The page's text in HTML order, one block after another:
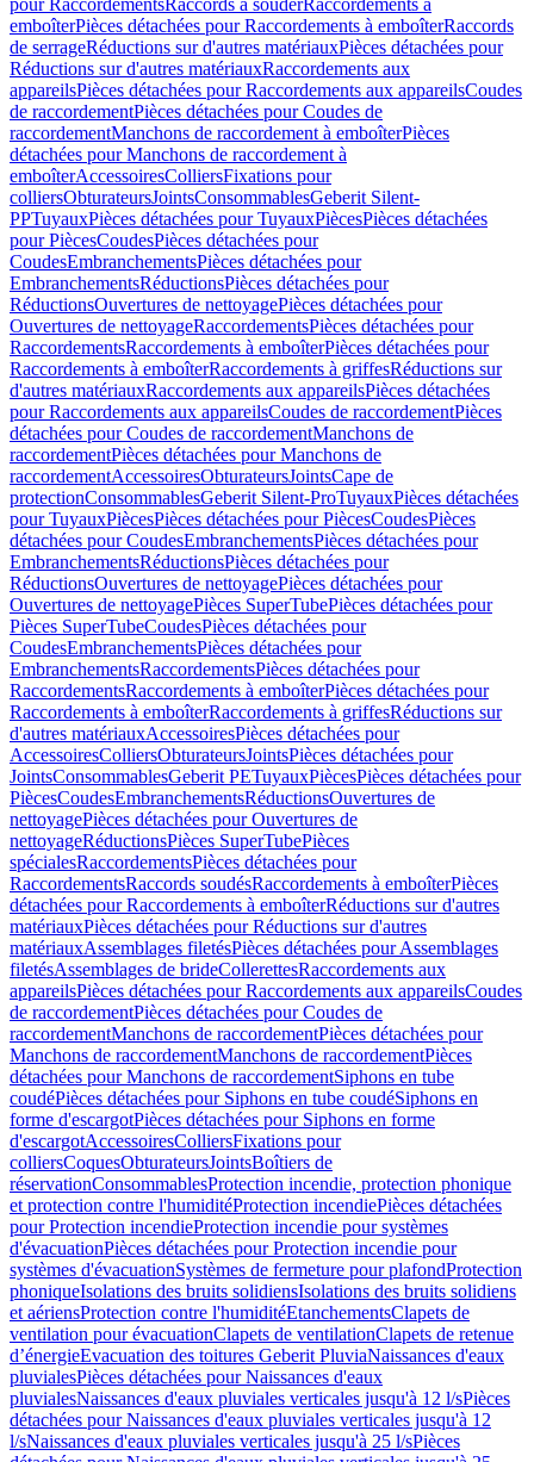
pour RaccordementsRaccords à souderRaccordements à
emboîterPièces détachées pour Raccordements à emboîterRaccords
de serrageRéductions sur d'autres matériauxPièces détachées pour
Réductions sur d'autres matériauxRaccordements aux
appareilsPièces détachées pour Raccordements aux appareilsCoudes
de raccordementPièces détachées pour Coudes de
raccordementManchons de raccordement à emboîterPièces
détachées pour Manchons de raccordement à
emboîterAccessoiresColliersFixations pour
colliersObturateursJointsConsommablesGeberit Silent-
PPTuyauxPièces détachées pour TuyauxPiècesPièces détachées
pour PiècesCoudesPièces détachées pour
CoudesEmbranchementsPièces détachées pour
EmbranchementsRéductionsPièces détachées pour
RéductionsOuvertures de nettoyagePièces détachées pour
Ouvertures de nettoyageRaccordementsPièces détachées pour
RaccordementsRaccordements à emboîterPièces détachées pour
Raccordements à emboîterRaccordements à griffesRéductions sur
d'autres matériauxRaccordements aux appareilsPièces détachées
pour Raccordements aux appareilsCoudes de raccordementPièces
détachées pour Coudes de raccordementManchons de
raccordementPièces détachées pour Manchons de
raccordementAccessoiresObturateursJointsCape de
protectionConsommablesGeberit Silent-ProTuyauxPièces détachées
pour TuyauxPiècesPièces détachées pour PiècesCoudesPièces
détachées pour CoudesEmbranchementsPièces détachées pour
EmbranchementsRéductionsPièces détachées pour
RéductionsOuvertures de nettoyagePièces détachées pour
Ouvertures de nettoyagePièces SuperTubePièces détachées pour
Pièces SuperTubeCoudesPièces détachées pour
CoudesEmbranchementsPièces détachées pour
EmbranchementsRaccordementsPièces détachées pour
RaccordementsRaccordements à emboîterPièces détachées pour
Raccordements à emboîterRaccordements à griffesRéductions sur
d'autres matériauxAccessoiresPièces détachées pour
AccessoiresColliersObturateursJointsPièces détachées pour
JointsConsommablesGeberit PETuyauxPiècesPièces détachées pour
PiècesCoudesEmbranchementsRéductionsOuvertures de
nettoyagePièces détachées pour Ouvertures de
nettoyageRéductionsPièces SuperTubePièces
spécialesRaccordementsPièces détachées pour
RaccordementsRaccords soudésRaccordements à emboîterPièces
détachées pour Raccordements à emboîterRéductions sur d'autres
matériauxPièces détachées pour Réductions sur d'autres
matériauxAssemblages filetésPièces détachées pour Assemblages
filetésAssemblages de brideCollerettesRaccordements aux
appareilsPièces détachées pour Raccordements aux appareilsCoudes
de raccordementPièces détachées pour Coudes de
raccordementManchons de raccordementPièces détachées pour
Manchons de raccordementManchons de raccordementPièces
détachées pour Manchons de raccordementSiphons en tube
coudéPièces détachées pour Siphons en tube coudéSiphons en
forme d'escargotPièces détachées pour Siphons en forme
d'escargotAccessoiresColliersFixations pour
colliersCoquesObturateursJointsBoîtiers de
réservationConsommablesProtection incendie, protection phonique
et protection contre l'humiditéProtection incendiePièces détachées
pour Protection incendieProtection incendie pour systèmes
d'évacuationPièces détachées pour Protection incendie pour
systèmes d'évacuationSystèmes de fermeture pour plafondProtection
phoniqueIsolations des bruits solidiensIsolations des bruits solidiens
et aériensProtection contre l'humiditéEtanchementsClapets de
ventilation pour évacuationClapets de ventilationClapets de retenue
d’énergieEvacuation des toitures Geberit PluviaNaissances d'eaux
pluvialesPièces détachées pour Naissances d'eaux
pluvialesNaissances d'eaux pluviales verticales jusqu'à 12 l/sPièces
détachées pour Naissances d'eaux pluviales verticales jusqu'à 12
l/sNaissances d'eaux pluviales verticales jusqu'à 25 l/sPièces